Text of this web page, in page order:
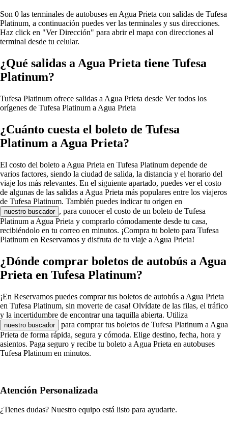
Son 0 las terminales de autobuses en Agua Prieta con salidas de Tufesa
Platinum, a continuación puedes ver las terminales y sus direcciones.
Haz click en "Ver Dirección" para abrir el mapa con direcciones al
terminal desde tu celular.
¿Qué salidas a Agua Prieta tiene Tufesa
Platinum?
Tufesa Platinum ofrece salidas a Agua Prieta desde Ver todos los
orígenes de Tufesa Platinum a Agua Prieta
¿Cuánto cuesta el boleto de Tufesa
Platinum a Agua Prieta?
El costo del boleto a Agua Prieta en Tufesa Platinum depende de
varios factores, siendo la ciudad de salida, la distancia y el horario del
viaje los más relevantes. En el siguiente apartado, puedes ver el costo
de algunas de las salidas a Agua Prieta más populares entre los viajeros
de Tufesa Platinum. También puedes indicar tu origen en
nuestro buscador , para conocer el costo de un boleto de Tufesa
Platinum a Agua Prieta y comprarlo cómodamente desde tu casa,
recibiéndolo en tu correo en minutos. ¡Compra tu boleto para Tufesa
Platinum en Reservamos y disfruta de tu viaje a Agua Prieta!
¿Dónde comprar boletos de autobús a Agua
Prieta en Tufesa Platinum?
¡En Reservamos puedes comprar tus boletos de autobús a Agua Prieta
en Tufesa Platinum, sin moverte de casa! Olvídate de las filas, el tráfico
y la incertidumbre de encontrar una taquilla abierta. Utiliza
nuestro buscador
para comprar tus boletos de Tufesa Platinum a Agua
Prieta de forma rápida, segura y cómoda. Elige destino, fecha, hora y
asientos. Paga seguro y recibe tu boleto a Agua Prieta en autobuses
Tufesa Platinum en minutos.
Atención Personalizada
¿Tienes dudas? Nuestro equipo está listo para ayudarte.